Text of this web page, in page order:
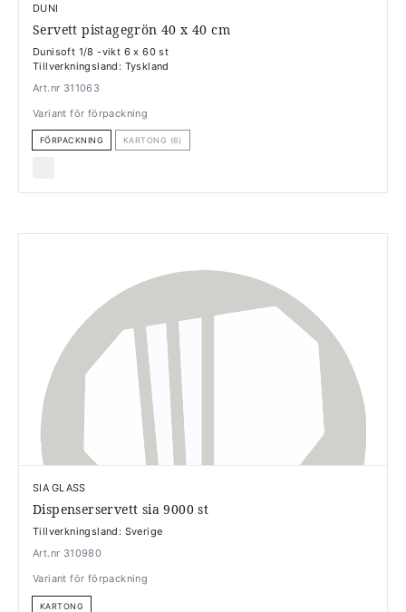
DUNI
Servett pistagegrön 40 x 40 cm
Dunisoft 1/8 -vikt 6 x 60 st
Tillverkningsland: Tyskland
Art.nr 311063
Variant för förpackning
FÖRPACKNING KARTONG (6)
SIA GLASS
Dispenserservett sia 9000 st
Tillverkningsland: Sverige
Art.nr 310980
Variant för förpackning
KARTONG